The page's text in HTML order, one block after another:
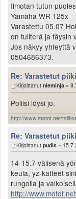
Ilmotan tutun
Yamaha WR 125x
Varastettu 05.07
on tuliterä ja täysin
Jos näkyy yhteyttä
0504686373.
Re: Varastetut
Kirjoittanut nieminja »
Poliisi löysi jo.
http://www.motot.net/talli/
Re: Varastetut
Kirjoittanut pudis »
14-15.7 välisenä
keula, yz-katteet
rungolla ja
http://